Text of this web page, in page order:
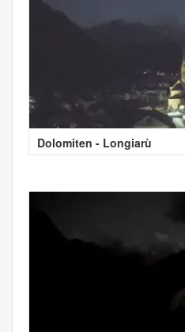
Dolomiten - Longiarù